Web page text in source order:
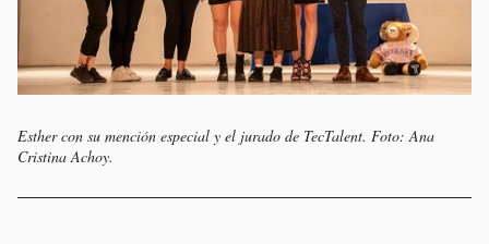
Esther con su mención especial y el jurado de TecTalent. Foto: Ana
Cristina Achoy.